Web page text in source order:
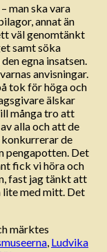
man ska vara
annat än
väl genomtänkt
samt söka
egna insatsen.
anvisningar.
tok för höga och
älskar
många tro att
alla och att de
konkurrerar de
pengapotten. Det
fick vi höra och
fast jag tänkt att
lite med mitt. Det
märktes
, Ludvika